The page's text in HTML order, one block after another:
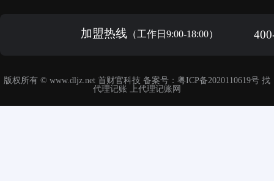
加盟热线 （工作日9:00-18:00）
版权所有 © www.dljz.net 首财官科技 备案号： 粤ICP备2020110619号 找
代理记账 上代理记账网